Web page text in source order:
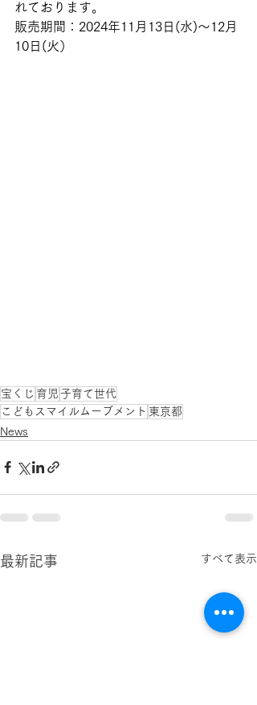
れております。
販売期間：2024年11月13日(水)～12月
10日(火）
宝くじ 育児 子育て世代
こどもスマイルムーブメント 東京都
News
最新記事 すべて表示